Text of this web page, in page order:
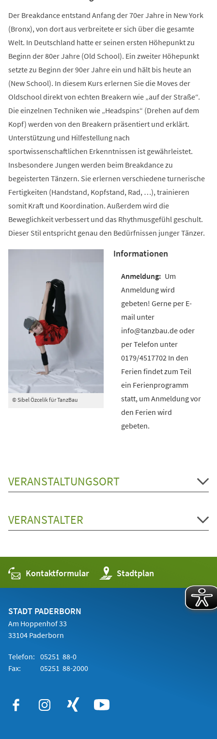
Der Breakdance entstand Anfang der 70er Jahre in New York
(Bronx), von dort aus verbreitete er sich über die gesamte
Welt. In Deutschland hatte er seinen ersten Höhepunkt zu
Beginn der 80er Jahre (Old School). Ein zweiter Höhepunkt
setzte zu Beginn der 90er Jahre ein und hält bis heute an
(New School). In diesem Kurs erlernen Sie die Moves der
Oldschool direkt von echten Breakern wie „auf der Straße“.
Die einzelnen Techniken wie „Headspins“ (Drehen auf dem
Kopf) werden von den Breakern präsentiert und erklärt.
Unterstützung und Hilfestellung nach
sportwissenschaftlichen Erkenntnissen ist gewährleistet.
Insbesondere Jungen werden beim Breakdance zu
begeisterten Tänzern. Sie erlernen verschiedene turnerische
Fertigkeiten (Handstand, Kopfstand, Rad, …), trainieren
somit Kraft und Koordination. Außerdem wird die
Beweglichkeit verbessert und das Rhythmusgefühl geschult.
Dieser Stil entspricht genau den Bedürfnissen junger Tänzer.
© Sibel Özcelik für TanzBau
Informationen
Um
Anmeldung wird
gebeten! Gerne per E-
mail unter
info@tanzbau.de oder
per Telefon unter
0179/4517702 In den
Ferien findet zum Teil
ein Ferienprogramm
statt, um Anmeldung vor
den Ferien wird
gebeten.
VERANSTALTUNGSORT
VERANSTALTER
Kontaktformular Stadtplan
(Öffnet
in
einem
STADT PADERBORN
Am Hoppenhof 33
33104 Paderborn
Telefon: 05251 88-0
Fax:
05251 88-2000